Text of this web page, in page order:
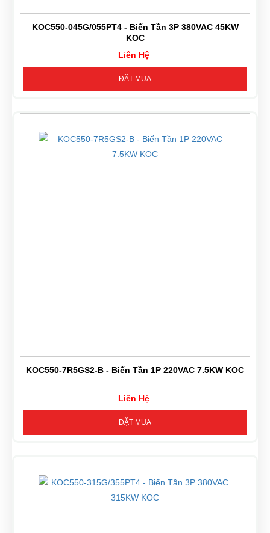
KOC550-045G/055PT4 - Biến Tần 3P 380VAC 45KW
KOC
Liên Hệ
ĐẶT MUA
KOC550-7R5GS2-B - Biến Tần 1P 220VAC 7.5KW KOC
Liên Hệ
ĐẶT MUA